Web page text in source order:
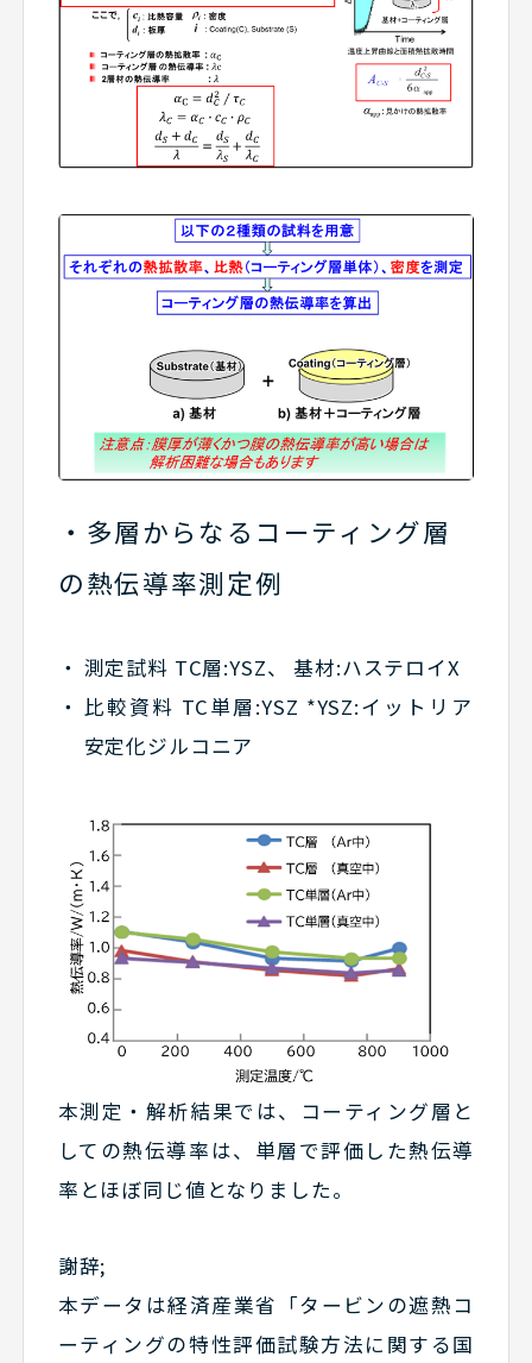
多層からなるコーティング層
の熱伝導率測定例
測定試料 TC層:YSZ、 基材:ハステロイX
比較資料 TC単層:YSZ *YSZ:イットリア
安定化ジルコニア
本測定・解析結果では、コーティング層と
しての熱伝導率は、単層で評価した熱伝導
率とほぼ同じ値となりました。
謝辞;
本データは経済産業省「タービンの遮熱コ
ーティングの特性評価試験方法に関する国